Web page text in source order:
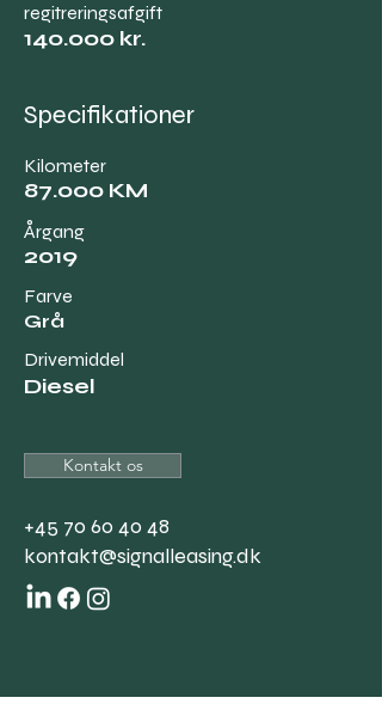
regitreringsafgift
140.000 kr.
Specifikationer
Kilometer
87.000 KM
Årgang
2019
Farve
Grå
Drivemiddel
Diesel
Kontakt os
+45 70 60 40 48
kontakt@signalleasing.dk